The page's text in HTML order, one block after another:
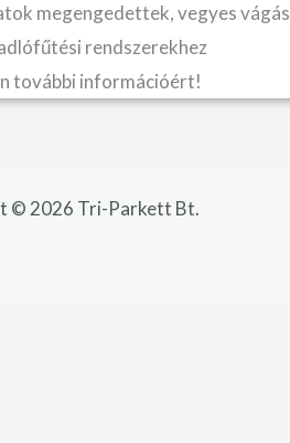
megengedettek, vegyes vágás
rendszerekhez
további információért!
© 2026 Tri-Parkett Bt.